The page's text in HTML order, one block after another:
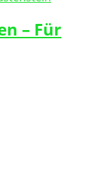
– Für